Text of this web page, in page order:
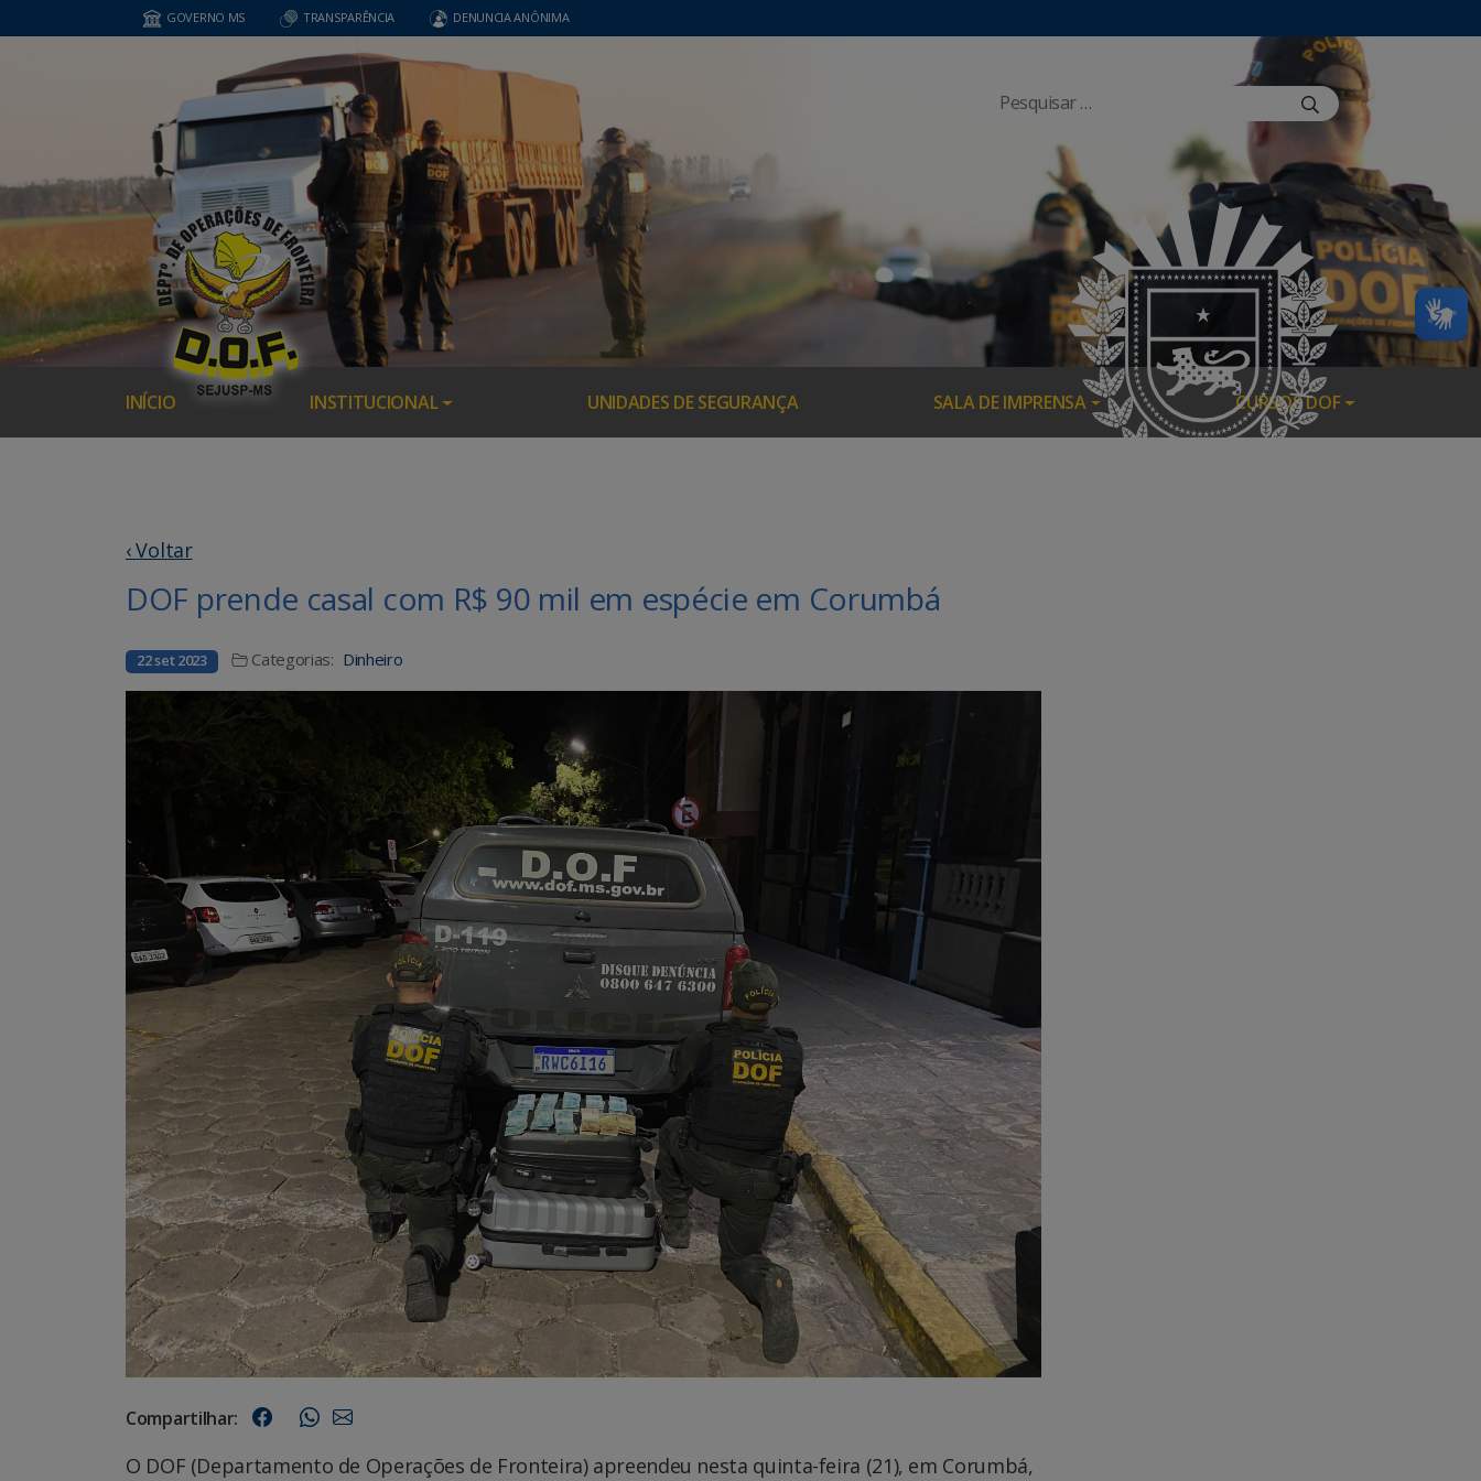
GOVERNO MS TRANSPARÊNCIA DENUNCIA ANÔNIMA
INÍCIO INSTITUCIONAL UNIDADES DE SEGURANÇA SALA DE IMPRENSA CURSOS DOF
‹ Voltar
DOF prende casal com R$ 90 mil em espécie em Corumbá
22 set 2023 Categorias: Dinheiro
Compartilhar:
O DOF (Departamento de Operações de Fronteira) apreendeu nesta quinta-feira (21), em Corumbá,